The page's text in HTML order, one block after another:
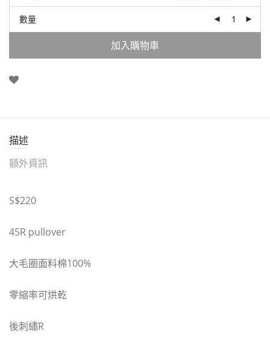
數量
加入購物車
描述
額外資訊
S$220
45R pullover
大毛圈面料棉100%
零縮率可烘乾
後刺繡R